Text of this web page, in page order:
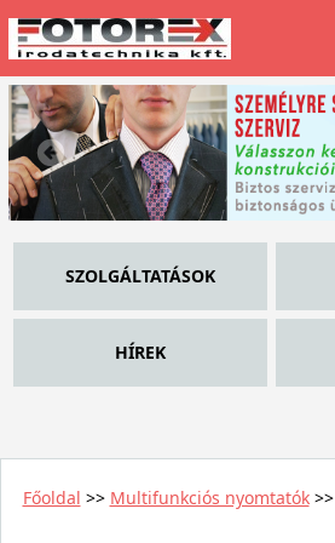
SZOLGÁLTATÁSOK
HÍREK
Főoldal >> Multifunkciós nyomtatók>>